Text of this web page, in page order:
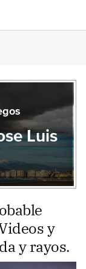
Luis
y
y rayos.